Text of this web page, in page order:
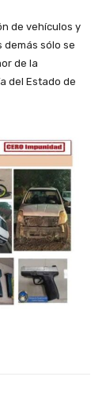
de vehículos y
sólo se
de la
del Estado de